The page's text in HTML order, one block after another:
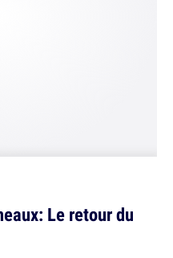
Le retour du